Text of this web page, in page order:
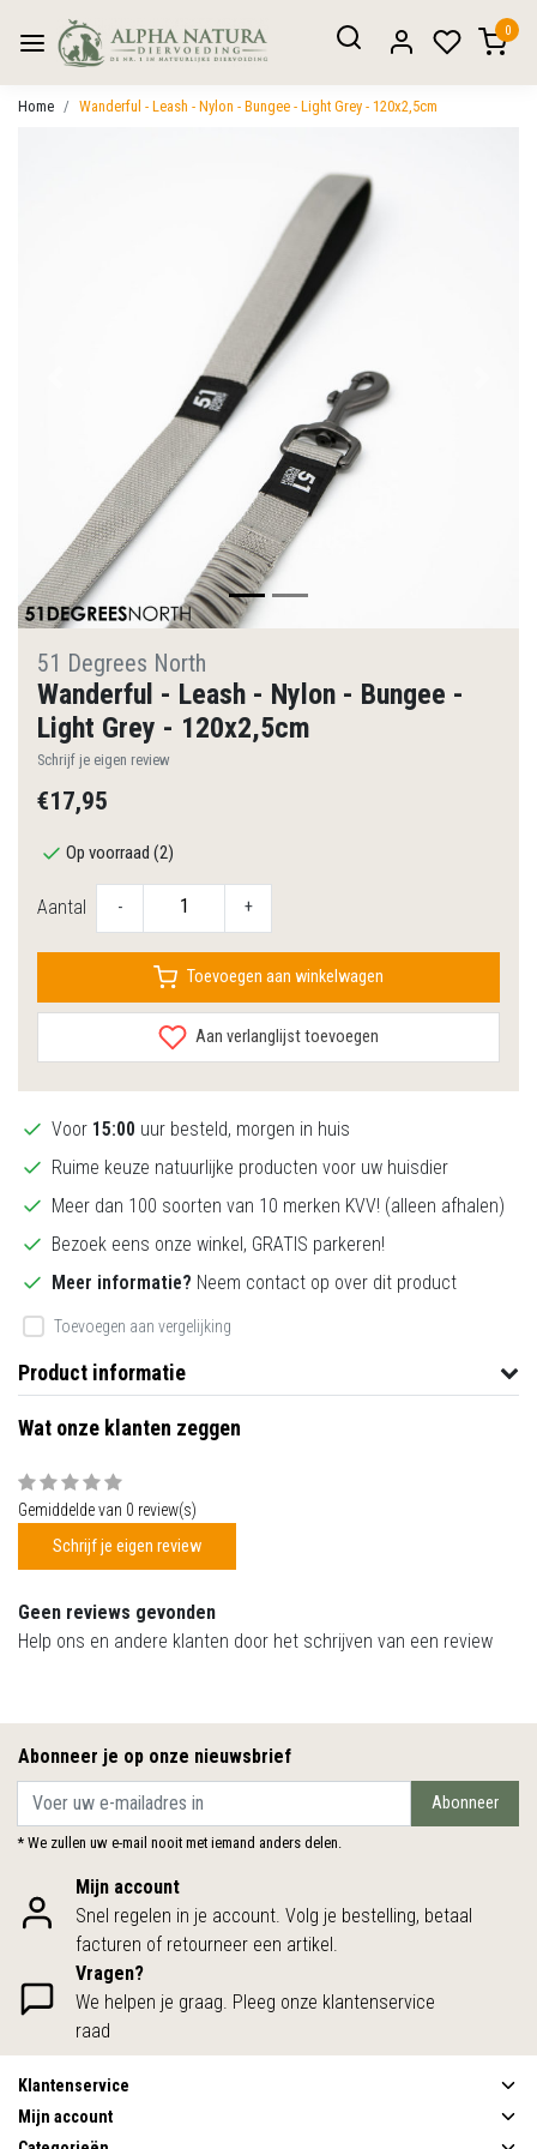
0
Home Wanderful - Leash - Nylon - Bungee - Light Grey - 120x2,5cm
51 Degrees North
Wanderful - Leash - Nylon - Bungee -
Light Grey - 120x2,5cm
Schrijf je eigen review
€17,95
Op voorraad (2)
Aantal - +
Toevoegen aan winkelwagen
Aan verlanglijst toevoegen
Voor 15:00 uur besteld, morgen in huis
Ruime keuze natuurlijke producten voor uw huisdier
Meer dan 100 soorten van 10 merken KVV! (alleen afhalen)
Bezoek eens onze winkel, GRATIS parkeren!
Meer informatie? Neem contact op over dit product
Toevoegen aan vergelijking
Product informatie
Wat onze klanten zeggen
Gemiddelde van 0 review(s)
Schrijf je eigen review
Geen reviews gevonden
Help ons en andere klanten door het schrijven van een review
Abonneer je op onze nieuwsbrief
Abonneer
* We zullen uw e-mail nooit met iemand anders delen.
Mijn account
Snel regelen in je account. Volg je bestelling, betaal
facturen of retourneer een artikel.
Vragen?
We helpen je graag. Pleeg onze klantenservice
raad
Klantenservice
Mijn account